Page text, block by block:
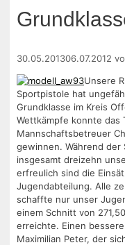
30.05.201306.07.2012
Unsere
Sportpistole hat
Grundklasse im Kreis
Wettkämpfe konnte das
Mannschaftsbetreuer
gewinnen. Während der
insgesamt dreizehn
erfreulich sind die
Jugendabteilung. Alle
schaffte nur unser
einem Schnitt von
erreichte. Einen
Maximilian Peter, der